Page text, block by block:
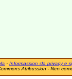
- Informassion sla privacy e
Atribussion - Nen